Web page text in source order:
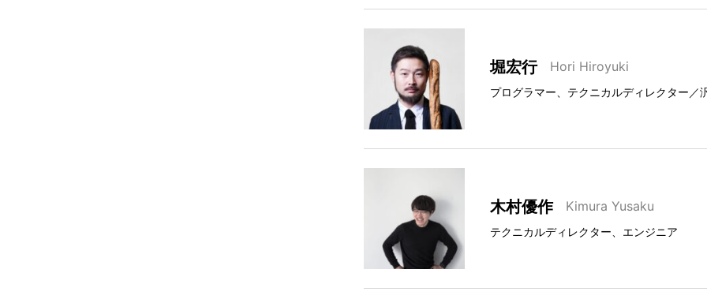
堀宏行 Hori Hiroyuki
プログラマー、テクニカルディレクター／
木村優作 Kimura Yusaku
テクニカルディレクター、エンジニア